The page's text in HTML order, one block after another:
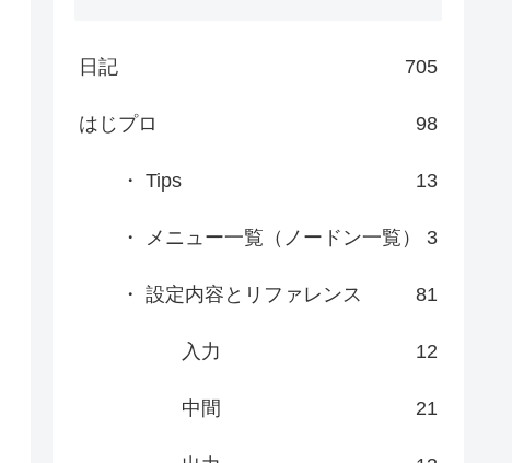
日記 705
はじプロ 98
・ Tips 13
・ メニュー一覧（ノードン一覧） 3
・ 設定内容とリファレンス 81
入力 12
中間 21